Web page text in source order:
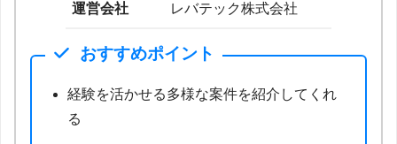
運営会社 レバテック株式会社
おすすめポイント
経験を活かせる多様な案件を紹介してくれ
る